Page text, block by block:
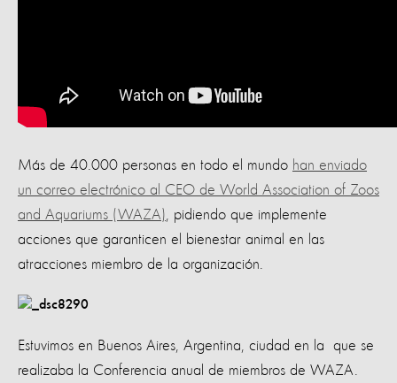
Más de 40.000 personas en todo el mundo han enviado
un correo electrónico al CEO de World Association of Zoos
and Aquariums (WAZA) , pidiendo que implemente
acciones que garanticen el bienestar animal en las
atracciones miembro de la organización.
Estuvimos en Buenos Aires, Argentina, ciudad en la que se
realizaba la Conferencia anual de miembros de WAZA.